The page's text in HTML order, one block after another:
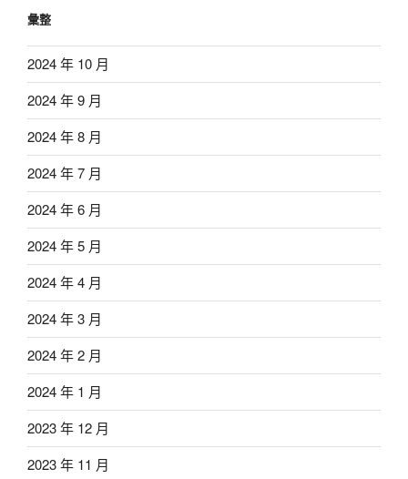
彙整
2024 年 10 月
2024 年 9 月
2024 年 8 月
2024 年 7 月
2024 年 6 月
2024 年 5 月
2024 年 4 月
2024 年 3 月
2024 年 2 月
2024 年 1 月
2023 年 12 月
2023 年 11 月